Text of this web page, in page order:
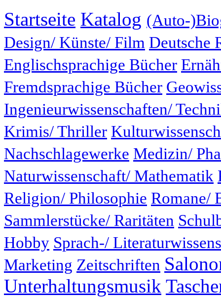
Startseite Katalog (Auto-
Design/ Künste/ Film Deutsche
Englischsprachige Bücher
Fremdsprachige Bücher
Ingenieurwissenschaften/
Krimis/ Thriller
Nachschlagewerke Medizin/
Naturwissenschaft/ Mathematik
Religion/ Philosophie Romane/
Sammlerstücke/ Raritäten
Hobby Sprach-/
Marketing Zeitschriften
Unterhaltungsmusik